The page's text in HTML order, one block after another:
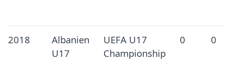
2018
Albanien
U17
UEFA U17
Championship
0 0